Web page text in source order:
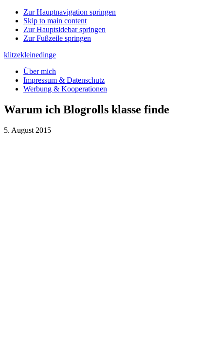
Zur Hauptnavigation springen
Skip to main content
Zur Hauptsidebar springen
Zur Fußzeile springen
klitzekleinedinge
Über mich
Impressum & Datenschutz
Werbung & Kooperationen
Warum ich Blogrolls klasse finde
5. August 2015